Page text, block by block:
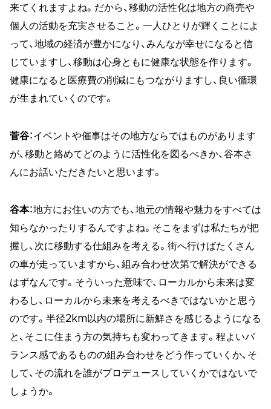
来てくれますよね。だから、移動の活性化は地方の商売や
個人の活動を充実させること。一人ひとりが輝くことによ
って、地域の経済が豊かになり、みんなが幸せになると信
じていますし、移動は心身ともに健康な状態を作ります。
健康になると医療費の削減にもつながりますし、良い循環
が生まれていくのです。
菅谷：イベントや催事はその地方ならではものがあります
が、移動と絡めてどのように活性化を図るべきか、谷本さ
んにお話いただきたいと思います。
谷本：地方にお住いの方でも、地元の情報や魅力をすべては
知らなかったりするんですよね。そこをまずは私たちが把
握し、次に移動する仕組みを考える。街へ行けばたくさん
の車が走っていますから、組み合わせ次第で解決ができる
はずなんです。そういった意味で、ローカルから未来は変
わるし、ローカルから未来を考えるべきではないかと思う
のです。半径2km以内の場所に新鮮さを感じるようになる
と、そこに住まう方の気持ちも変わってきます。程よいバ
ランス感であるものの組み合わせをどう作っていくか、そ
して、その流れを誰がプロデュースしていくかではないで
しょうか。